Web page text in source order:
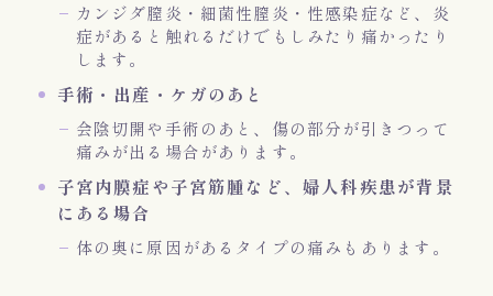
カンジダ膣炎・細菌性膣炎・性感染症など、炎
症があると触れるだけでもしみたり痛かったり
します。
手術・出産・ケガのあと
会陰切開や手術のあと、傷の部分が引きつって
痛みが出る場合があります。
子宮内膜症や子宮筋腫など、婦人科疾患が背景
にある場合
体の奥に原因があるタイプの痛みもあります。